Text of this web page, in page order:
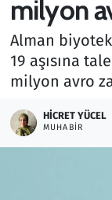
milyon
Alman
19 aşısına
milyon avro
HICRET YÜCEL
MUHABIR
Kurumsal
Lezzet
Memur ve
Otomobil